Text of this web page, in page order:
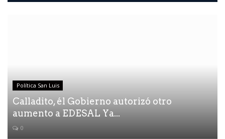
Política San Luis
Calladito, él Gobierno autorizó otro
aumento a EDESAL Ya...
0